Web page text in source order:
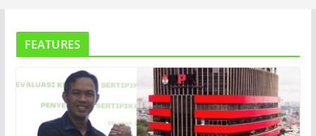
FEATURES